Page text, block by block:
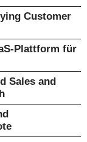
Customer
Plattform für
Sales and